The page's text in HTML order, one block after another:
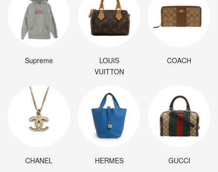
Supreme
LOUIS
VUITTON
COACH
CHANEL HERMES GUCCI